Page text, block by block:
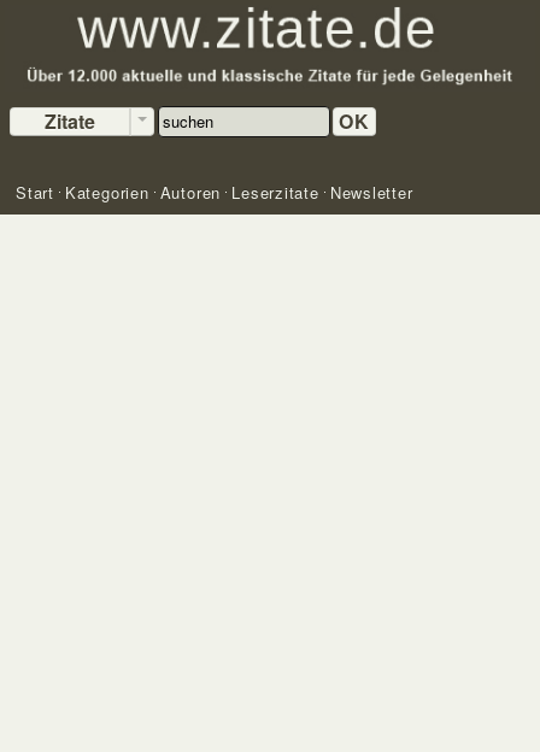
Zitate OK
Start Kategorien Autoren Leserzitate Newsletter